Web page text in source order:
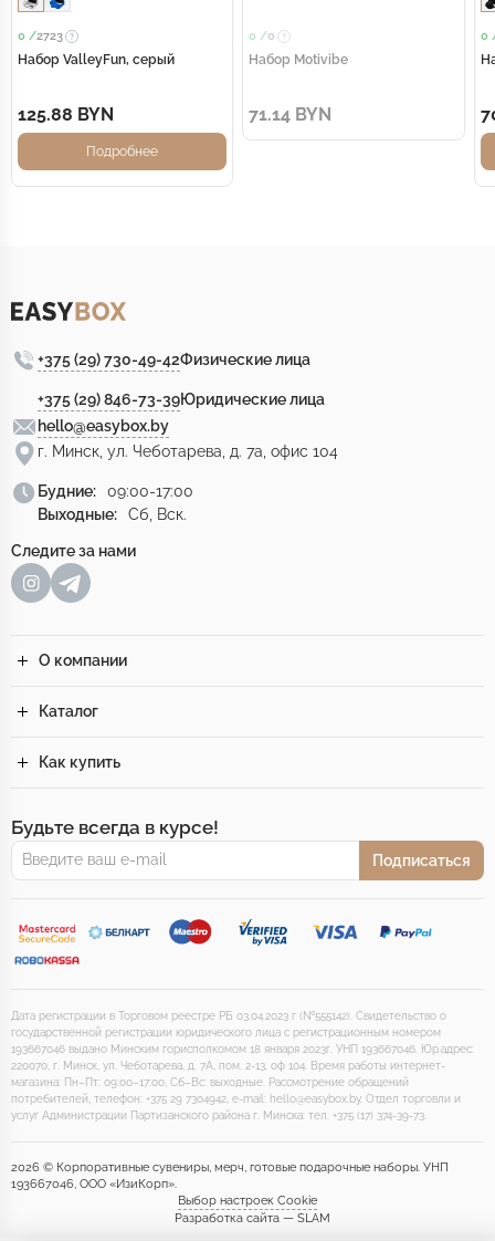
0 /2723
Набор ValleyFun, серый
125.88 BYN
Подробнее
0 /0
Набор Motivibe
71.14 BYN
0
+375 (29) 730-49-42Физические лица
+375 (29) 846-73-39Юридические лица
hello@easybox.by
г. Минск, ул. Чеботарева, д. 7а, офис 104
Будние:
09:00-17:00
Выходные:
Сб, Вск.
Следите за нами
О компании
Каталог
Как купить
Будьте всегда в курсе!
Подписаться
Дата регистрации в Торговом реестре РБ 03.04.2023 г (№555142). Свидетельство о
государственной регистрации юридического лица с регистрационным номером
193667046 выдано Минским горисполкомом 18 января 2023г. УНП 193667046. Юр.адрес:
220070, г. Минск, ул. Чеботарева, д. 7А, пом. 2-13, оф 104. Время работы интернет-
магазина: Пн–Пт: 09:00–17:00, Сб–Вс: выходные. Рассмотрение обращений
потребителей, телефон: +375 29 7304942, e-mail: hello@easybox.by. Отдел торговли и
услуг Администрации Партизанского района г. Минска: тел. +375 (17) 374-39-73.
2026 © Корпоративные сувениры, мерч, готовые подарочные наборы. УНП
193667046, ООО «ИзиКорп».
Выбор настроек Cookie
Разработка сайта — SLAM